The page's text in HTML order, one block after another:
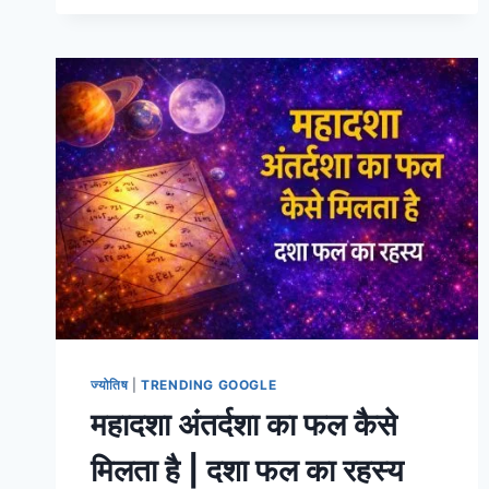
दिशा
शुभ
होती
है
|
सही
दिशा
से
जीवन
में
सुख
समृद्धि
Z
INFO
ज्योतिष|TRENDING GOOGLE
महादशा अंतर्दशा का फल कैसे
मिलता है | दशा फल का रहस्य